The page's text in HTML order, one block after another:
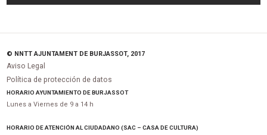
© NNTT AJUNTAMENT DE BURJASSOT, 2017
Aviso Legal
Política de protección de datos
HORARIO AYUNTAMIENTO DE BURJASSOT
Lunes a Viernes de 9 a 14 h
HORARIO DE ATENCIÓN AL CIUDADANO (SAC – CASA DE CULTURA)